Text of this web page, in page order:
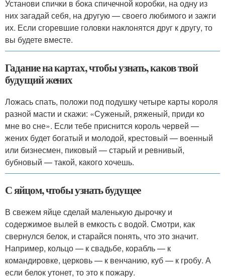
Установи спички в бока спичечной коробки, на одну из
них загадай себя, на другую — своего любимого и зажги
их. Если сгоревшие головки наклонятся друг к другу, то
вы будете вместе.
Гадание на картах, чтобы узнать, каков твой
будущий жених
Ложась спать, положи под подушку четыре карты короля
разной масти и скажи: «Суженый, ряженый, приди ко
мне во сне». Если тебе приснится король червей —
жених будет богатый и молодой, крестовый — военный
или бизнесмен, пиковый — старый и ревнивый,
бубновый — такой, какого хочешь.
С яйцом, чтобы узнать будущее
В свежем яйце сделай маленькую дырочку и
содержимое вылей в емкость с водой. Смотри, как
свернулся белок, и старайся понять, что это значит.
Например, кольцо — к свадьбе, корабль — к
командировке, церковь — к венчанию, куб — к гробу. А
если белок утонет, то это к пожару.